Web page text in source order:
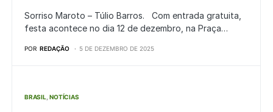
Sorriso Maroto – Túlio Barros. Com entrada gratuita,
festa acontece no dia 12 de dezembro, na Praça…
POR REDAÇÃO 5 DE DEZEMBRO DE 2025
BRASIL NOTÍCIAS